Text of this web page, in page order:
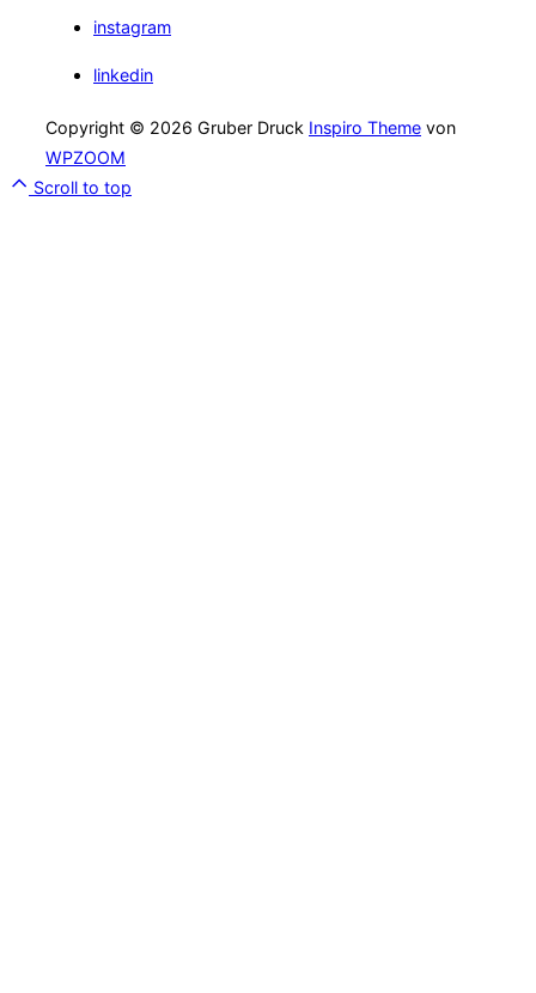
instagram
linkedin
Copyright © 2026 Gruber Druck Inspiro Theme von
WPZOOM
Scroll to top